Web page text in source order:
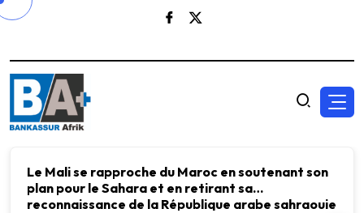
Le Mali se rapproche du Maroc en soutenant son
plan pour le Sahara et en retirant sa
reconnaissance de la République arabe sahraouie